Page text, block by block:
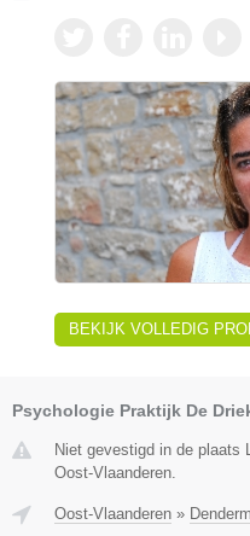
BEKIJK VOLLEDIG
Psychologie Praktijk De
Niet gevestigd in de plaats
Oost-Vlaanderen.
Oost-Vlaanderen »